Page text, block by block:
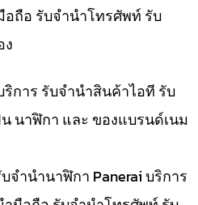
ถือ รับจำนำโทรศัพท์ รับ
การ รับจำนำสินค้าไอที รับ
นาฬิกา และ ของแบรนด์เนม
จำนำนาฬิกา Panerai บริการ